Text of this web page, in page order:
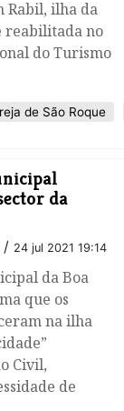
Rabil, ilha da
reabilitada no
do Turismo
de São Roque
da
/ 24 jul 2021 19:14
da Boa
que os
na ilha
Civil,
de